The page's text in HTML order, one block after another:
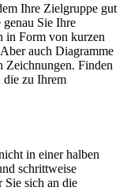
Ihre Zielgruppe gut
Sie Ihre
in Form von kurzen
auch Diagramme
Zeichnungen. Finden
die zu Ihrem
in einer halben
schrittweise
Sie sich an die